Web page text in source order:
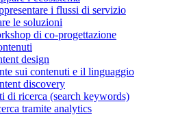
i flussi di servizio
le soluzioni
di co-progettazione
design
sui contenuti e il linguaggio
discovery
di ricerca (search keywords)
tramite analytics